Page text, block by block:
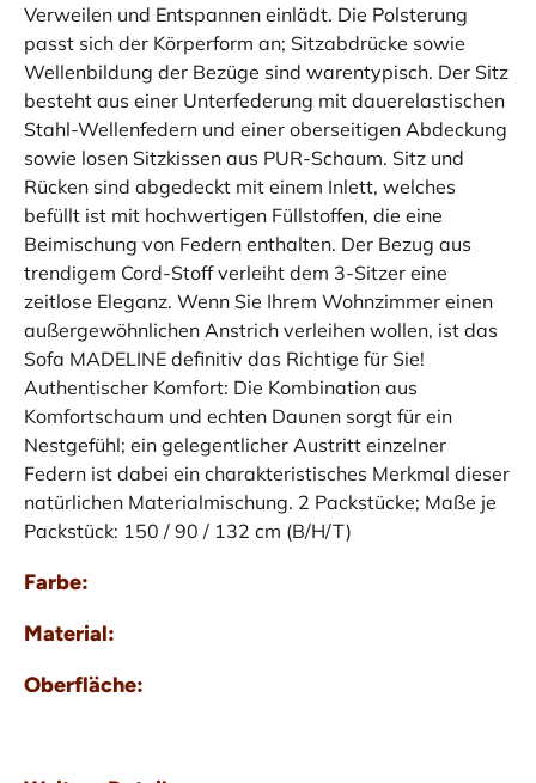
Verweilen und Entspannen einlädt. Die Polsterung
passt sich der Körperform an; Sitzabdrücke sowie
Wellenbildung der Bezüge sind warentypisch. Der Sitz
besteht aus einer Unterfederung mit dauerelastischen
Stahl-Wellenfedern und einer oberseitigen Abdeckung
sowie losen Sitzkissen aus PUR-Schaum. Sitz und
Rücken sind abgedeckt mit einem Inlett, welches
befüllt ist mit hochwertigen Füllstoffen, die eine
Beimischung von Federn enthalten. Der Bezug aus
trendigem Cord-Stoff verleiht dem 3-Sitzer eine
zeitlose Eleganz. Wenn Sie Ihrem Wohnzimmer einen
außergewöhnlichen Anstrich verleihen wollen, ist das
Sofa MADELINE definitiv das Richtige für Sie!
Authentischer Komfort: Die Kombination aus
Komfortschaum und echten Daunen sorgt für ein
Nestgefühl; ein gelegentlicher Austritt einzelner
Federn ist dabei ein charakteristisches Merkmal dieser
natürlichen Materialmischung. 2 Packstücke; Maße je
Packstück: 150 / 90 / 132 cm (B/H/T)
Farbe:
Material:
Oberfläche: